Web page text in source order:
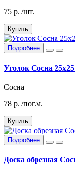
75 р. /шт.
Купить
Подробнее
Уголок Сосна
Сосна
78 р. /пог.м.
Купить
Подробнее
Доска обрезная